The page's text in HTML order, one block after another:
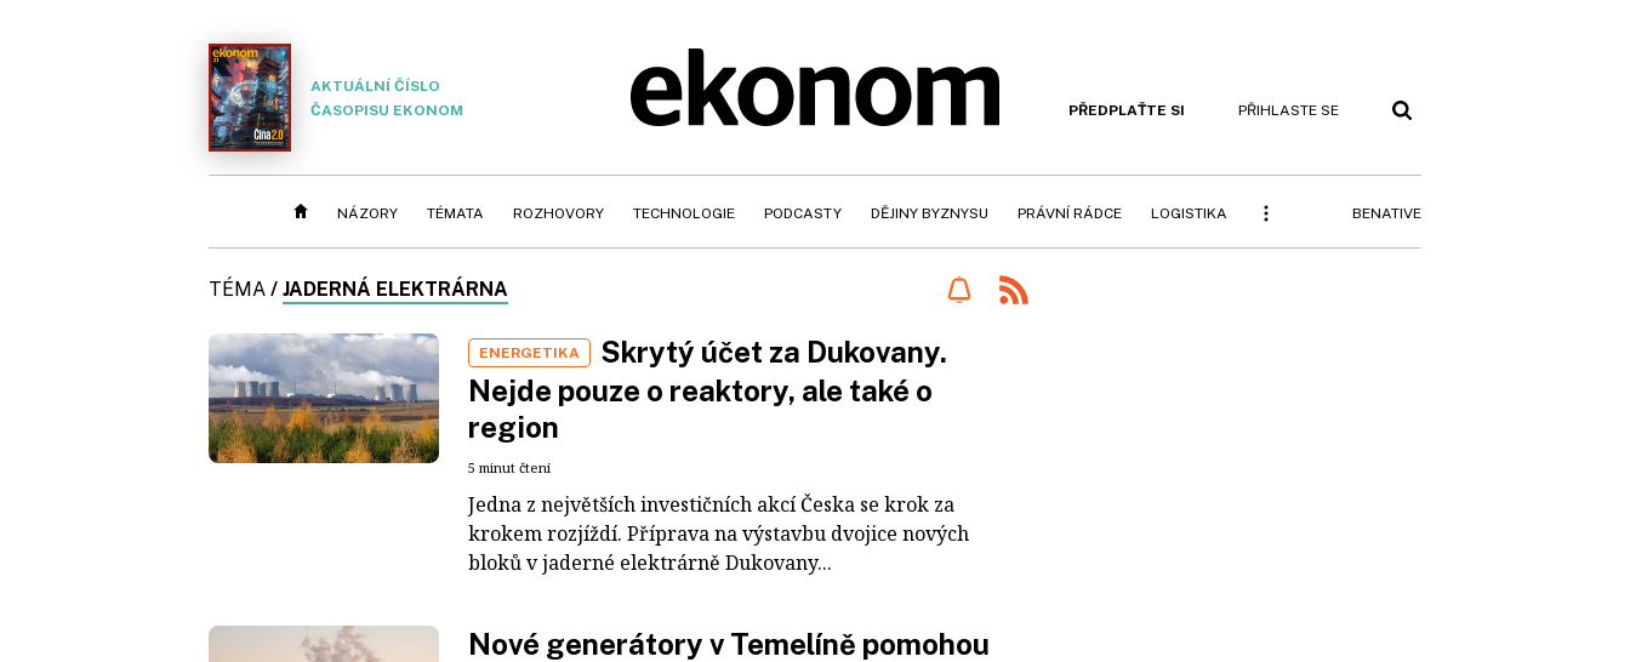
AKTUÁLNÍ ČÍSLO
ČASOPISU EKONOM
PŘEDPLAŤTE SI PŘIHLASTE SE
NÁZORY TÉMATA ROZHOVORY TECHNOLOGIE PODCASTY DĚJINY BYZNYSU PRÁVNÍ RÁDCE LOGISTIKA BENATIVE
TÉMA / JADERNÁ ELEKTRÁRNA
ENERGETIKA
Skrytý účet za Dukovany.
Nejde pouze o reaktory, ale také o
region
5 minut čtení
Jedna z největších investičních akcí Česka se krok za
krokem rozjíždí. Příprava na výstavbu dvojice nových
bloků v jaderné elektrárně Dukovany...
Nové generátory v Temelíně pomohou